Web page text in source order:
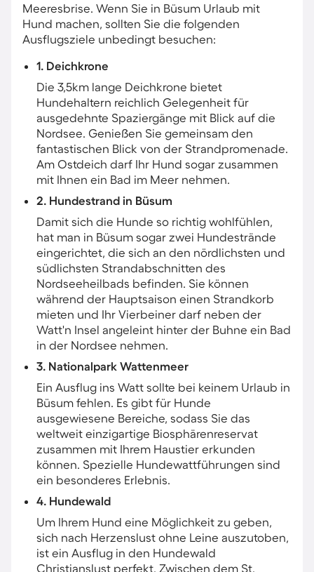
Meeresbrise. Wenn Sie in Büsum Urlaub mit
Hund machen, sollten Sie die folgenden
Ausflugsziele unbedingt besuchen:
1. Deichkrone
Die 3,5km lange Deichkrone bietet
Hundehaltern reichlich Gelegenheit für
ausgedehnte Spaziergänge mit Blick auf die
Nordsee. Genießen Sie gemeinsam den
fantastischen Blick von der Strandpromenade.
Am Ostdeich darf Ihr Hund sogar zusammen
mit Ihnen ein Bad im Meer nehmen.
2. Hundestrand in Büsum
Damit sich die Hunde so richtig wohlfühlen,
hat man in Büsum sogar zwei Hundestrände
eingerichtet, die sich an den nördlichsten und
südlichsten Strandabschnitten des
Nordseeheilbads befinden. Sie können
während der Hauptsaison einen Strandkorb
mieten und Ihr Vierbeiner darf neben der
Watt'n Insel angeleint hinter der Buhne ein Bad
in der Nordsee nehmen.
3. Nationalpark Wattenmeer
Ein Ausflug ins Watt sollte bei keinem Urlaub in
Büsum fehlen. Es gibt für Hunde
ausgewiesene Bereiche, sodass Sie das
weltweit einzigartige Biosphärenreservat
zusammen mit Ihrem Haustier erkunden
können. Spezielle Hundewattführungen sind
ein besonderes Erlebnis.
4. Hundewald
Um Ihrem Hund eine Möglichkeit zu geben,
sich nach Herzenslust ohne Leine auszutoben,
ist ein Ausflug in den Hundewald
Christianslust perfekt. Zwischen dem St.